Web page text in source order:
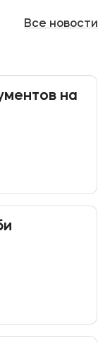
Все новости
на